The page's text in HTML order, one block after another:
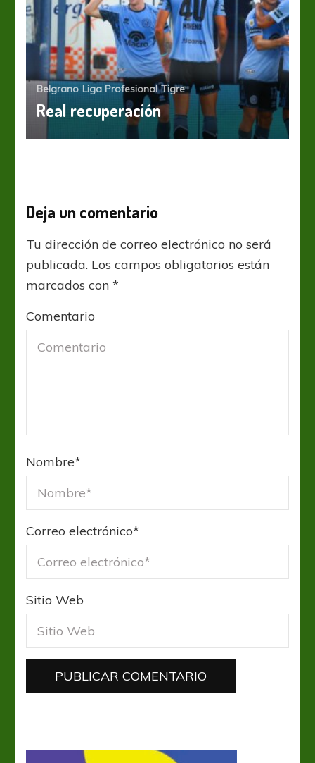
Belgrano Liga Profesional Tigre
Real recuperación
Deja un comentario
Tu dirección de correo electrónico no será
publicada. Los campos obligatorios están
marcados con*
Comentario
Nombre*
Correo electrónico*
Sitio Web